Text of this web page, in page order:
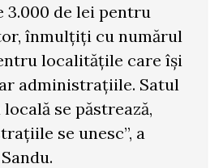
3.000 de lei pentru
înmulțiți cu numărul
localitățile care își
administrațiile. Satul
se păstrează,
se unesc”, a